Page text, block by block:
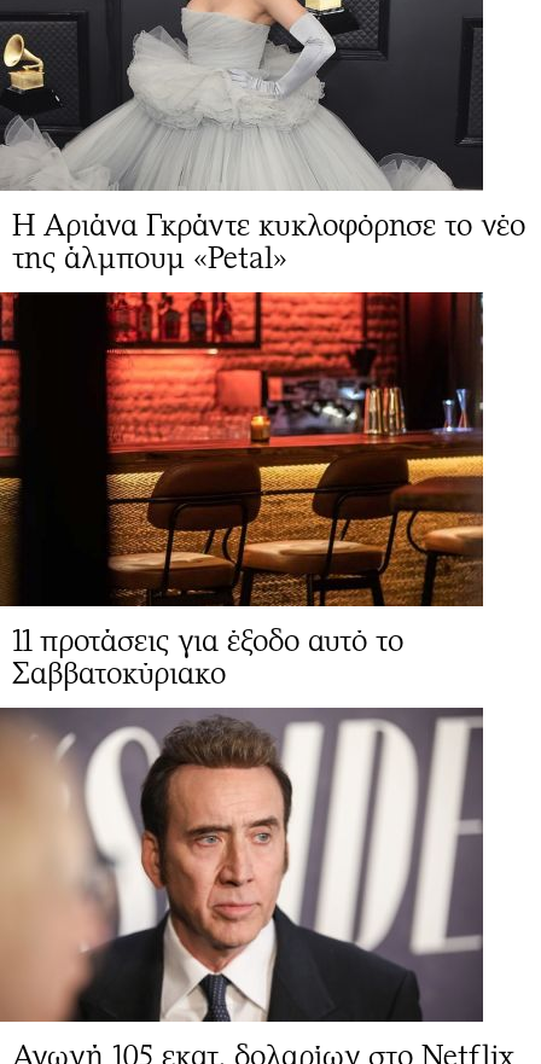
Η Αριάνα Γκράντε κυκλοφόρησε το νέο
της άλμπουμ «Petal»
11 προτάσεις για έξοδο αυτό το
Σαββατοκύριακο
Αγωγή 105 εκατ. δολαρίων στο Netflix